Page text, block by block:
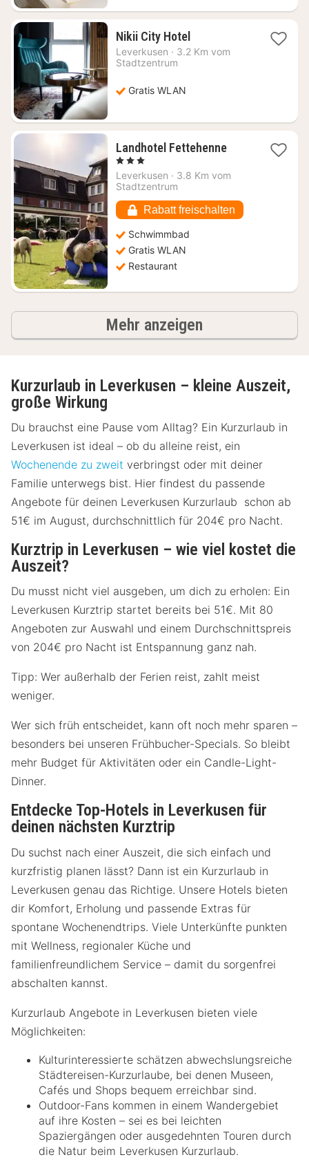
Nikii City Hotel1
Nacht
Leverkusen · 3.2 Km vom
Stadtzentrum
Gratis WLAN
Landhotel Fettehenne1
ab
, 3 Sterne
Leverkusen · 3.8 Km vom
Stadtzentrum
Rabatt freischalten
Schwimmbad
Gratis WLAN
Restaurant
Mehr anzeigen
Kurzurlaub in Leverkusen – kleine Auszeit,
große Wirkung
Du brauchst eine Pause vom Alltag? Ein Kurzurlaub in
Leverkusen ist ideal – ob du alleine reist, ein
Wochenende zu zweit verbringst oder mit deiner
Familie unterwegs bist. Hier findest du passende
Angebote für deinen Leverkusen Kurzurlaub schon ab
51€ im August, durchschnittlich für 204€ pro Nacht.
Kurztrip in Leverkusen – wie viel kostet die
Auszeit?
Du musst nicht viel ausgeben, um dich zu erholen: Ein
Leverkusen Kurztrip startet bereits bei 51€. Mit 80
Angeboten zur Auswahl und einem Durchschnittspreis
von 204€ pro Nacht ist Entspannung ganz nah.
Tipp: Wer außerhalb der Ferien reist, zahlt meist
weniger.
Wer sich früh entscheidet, kann oft noch mehr sparen –
besonders bei unseren Frühbucher-Specials. So bleibt
mehr Budget für Aktivitäten oder ein Candle-Light-
Dinner.
Entdecke Top-Hotels in Leverkusen für
deinen nächsten Kurztrip
Du suchst nach einer Auszeit, die sich einfach und
kurzfristig planen lässt? Dann ist ein Kurzurlaub in
Leverkusen genau das Richtige. Unsere Hotels bieten
dir Komfort, Erholung und passende Extras für
spontane Wochenendtrips. Viele Unterkünfte punkten
mit Wellness, regionaler Küche und
familienfreundlichem Service – damit du sorgenfrei
abschalten kannst.
Kurzurlaub Angebote in Leverkusen bieten viele
Möglichkeiten:
Kulturinteressierte schätzen abwechslungsreiche
Städtereisen-Kurzurlaube, bei denen Museen,
Cafés und Shops bequem erreichbar sind.
Outdoor-Fans kommen in einem Wandergebiet
auf ihre Kosten – sei es bei leichten
Spaziergängen oder ausgedehnten Touren durch
die Natur beim Leverkusen Kurzurlaub.